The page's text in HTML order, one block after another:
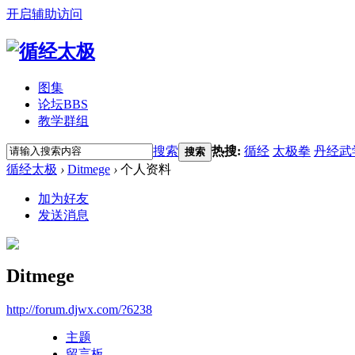
开启辅助访问
图集
论坛BBS
教学群组
搜索 搜索 热搜: 循经 太极拳 丹经武
循经太极 › Ditmege › 个人资料
加为好友
发送消息
Ditmege
http://forum.djwx.com/?6238
主题